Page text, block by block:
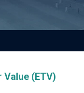
(ETV)